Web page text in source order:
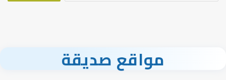
مواقع صديقة